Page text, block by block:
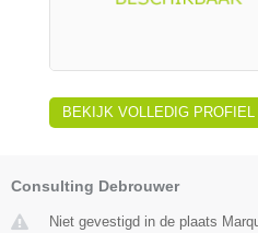
BEKIJK VOLLEDIG PROFIEL
Consulting Debrouwer
Niet gevestigd in de plaats